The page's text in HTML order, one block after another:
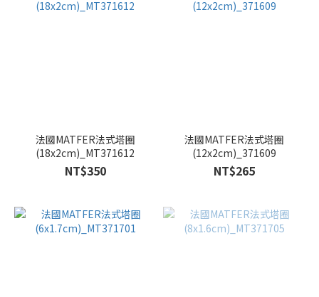
法國MATFER法式塔圈
(18x2cm)_MT371612
NT$350
法國MATFER法式塔圈
(12x2cm)_371609
NT$265